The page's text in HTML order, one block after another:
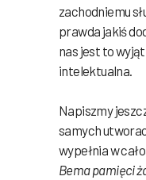
zachodniemu
prawda jakiś
nas jest to
intelektualna.
Napiszmy
samych
wypełnia w
Bema pamięci